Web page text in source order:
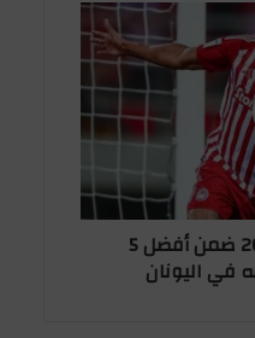
أيوب الكعبي ينهي 2024 ضمن أفضل 5
في اليونان